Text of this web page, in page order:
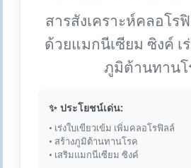
สารสังเคราะห์คลอโร
ด้วยแมกนีเซียม ซิงค์ เ
ภูมิต้านทานโ
✨ ประโยชน์เด่น:
• เร่งใบเขียวเข้ม เพิ่มคลอโรฟิลล์
• สร้างภูมิต้านทานโรค
• เสริมแมกนีเซียม ซิงค์